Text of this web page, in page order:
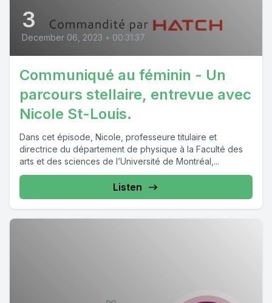
3
December 06, 2023 • 00:31:37
Communiqué au féminin - Un
parcours stellaire, entrevue avec
Nicole St-Louis.
Dans cet épisode, Nicole, professeure titulaire et
directrice du département de physique à la Faculté des
arts et des sciences de l’Université de Montréal,...
Listen